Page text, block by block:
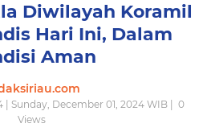
Diwilayah Koramil
Hari Ini, Dalam
Aman
Sunday, December 01, 2024 WIB |
0
Views